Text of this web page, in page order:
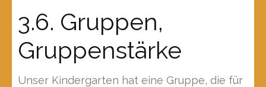
3.6. Gruppen,
Gruppenstärke
Unser Kindergarten hat eine Gruppe, die für